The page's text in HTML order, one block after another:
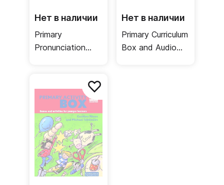
Нет в наличии
Primary
Pronunciation
Нет в наличии
Primary Curriculum
Box and Audio